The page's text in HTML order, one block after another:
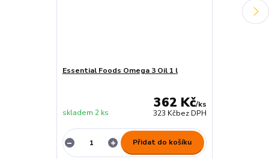
Essential Foods Omega 3 Oil 1 l
362 Kč/ks
323 Kčbez DPH
skladem 2 ks
Přidat do košíku